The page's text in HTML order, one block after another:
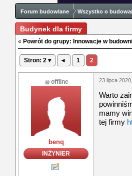
Forum budowlane Wszystko o
Budynek dla firmy
« Powrót do grupy: Innowacje w
Stron: 2 ▾ ◂ 1 2
offline
benq
INŻYNIER
23 lipca
Warto
mamy
tej firmy